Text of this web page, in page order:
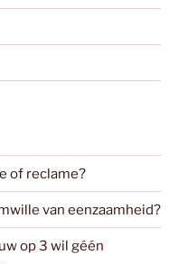
of reclame?
van eenzaamheid?
op 3 wil géén